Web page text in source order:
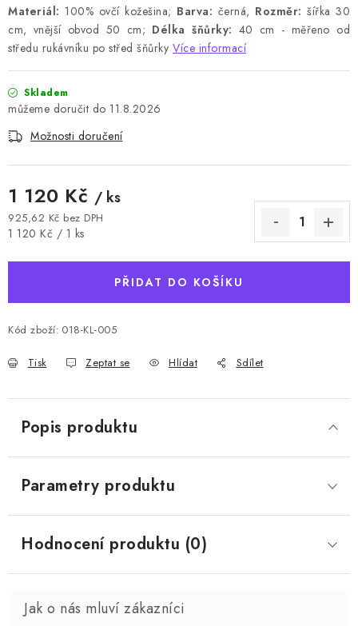
Materiál: 100% ovčí kožešina; Barva: černá, Rozměr: šířka 30
cm, vnější obvod 50 cm; Délka šňůrky: 40 cm - měřeno od
středu rukávníku po střed šňůrky Více informací
Skladem
11.8.2026
Možnosti doručení
1 120 Kč / ks
925,62 Kč bez DPH
Měrná cena:
1 120 Kč / 1 ks
PŘIDAT DO KOŠÍKU
Kód zboží: 018-KL-005
Tisk Zeptat se Hlídat Sdílet
Popis produktu
Parametry produktu
Hodnocení produktu (0)